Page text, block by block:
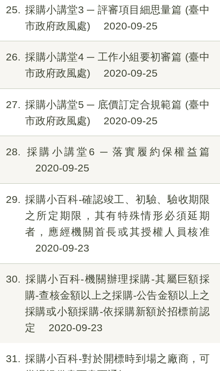
25
採購小講堂3 ─ 評審項目細思量篇 (臺中
市政府政風處)
2020-09-25
26
採購小講堂4 ─ 工作小組要初審篇 (臺中
市政府政風處)
2020-09-25
27
採購小講堂5 ─ 底價訂定合規範篇 (臺中
市政府政風處)
2020-09-25
28
採購小講堂6 ─ 落實履約保權益篇
2020-09-25
29
採購小百科-確認竣工、初驗、驗收期限
之所定期限，其有特殊情形必須延期
者，應經機關首長或其授權人員核准
2020-09-23
30
採購小百科-機關辦理採購-其屬巨額採
購-查核金額以上之採購-公告金額以上之
採購或小額採購-依採購新額於招標前認
定
2020-09-23
31
採購小百科-對於開標時到場之廠商，可